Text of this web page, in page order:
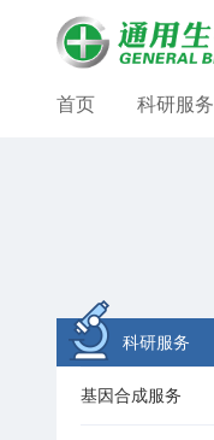
首页 科研服务
科研服务
基因合成服务